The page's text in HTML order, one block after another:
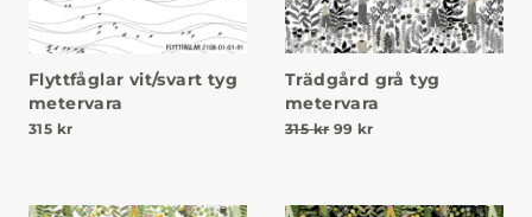
Flyttfåglar vit/svart tyg
metervara
315 kr
Trädgård grå tyg
metervara
315kr Det ursprungliga priset
99 krDet nuvarande